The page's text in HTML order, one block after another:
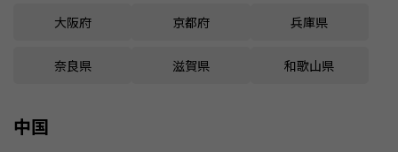
大阪府 京都府 兵庫県
奈良県 滋賀県 和歌山県
中国